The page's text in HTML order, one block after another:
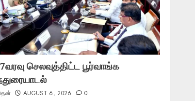
செலவுத்திட்ட பூர்வாங்க
AUGUST 6, 2026 0